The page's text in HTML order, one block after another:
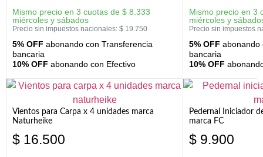
Mismo precio en 3 cuotas de $ 8.333
miércoles y sábados
Precio sin impuestos nacionales: $ 19.750
5% OFF abonando con Transferencia
bancaria
10% OFF abonando con Efectivo
Mismo precio en 3
miércoles y
Precio sin impuestos
5% OFF abonando
bancaria
10% OFF
Vientos para Carpa x 4 unidades marca
Naturheike
$ 16.500
Pedernal Iniciador
marca FC
$ 9.900